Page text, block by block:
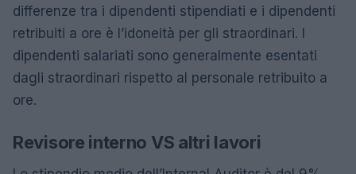
differenze tra i dipendenti stipendiati e i dipendenti
retribuiti a ore è l’idoneità per gli straordinari. I
dipendenti salariati sono generalmente esentati
dagli straordinari rispetto al personale retribuito a
ore.
Revisore interno VS altri lavori